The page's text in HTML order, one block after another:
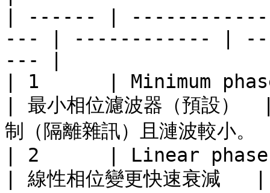
| ------ |
--- | ------------ |
--- |
| 1      | Minimum
| 最小相位濾波器（預設）
制（隔離雜訊）且漣波較
| 2      | Linear
| 線性相位變更快速衰減   |